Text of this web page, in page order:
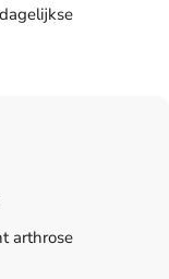
arthrose